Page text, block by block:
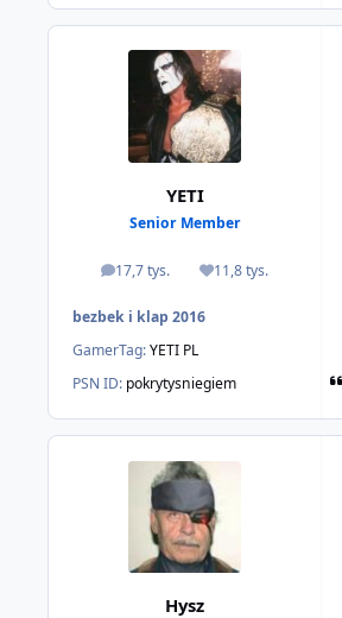
YETI
Senior Member
17,7 tys.
odpowiedzi11,8 tys.
Reputacja
bezbek i klap 2016
GamerTag:YETI PL
PSN ID: pokrytysniegiem
Hysz